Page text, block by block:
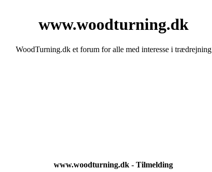
www.woodturning.dk
WoodTurning.dk et forum for alle med interesse i trædrejning
www.woodturning.dk - Tilmelding